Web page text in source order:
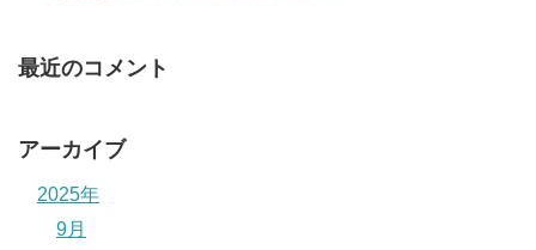
最近のコメント
アーカイブ
2025年
9月